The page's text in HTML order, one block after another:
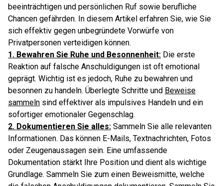
beeinträchtigen und persönlichen Ruf sowie berufliche
Chancen gefährden. In diesem Artikel erfahren Sie, wie Sie
sich effektiv gegen unbegründete Vorwürfe von
Privatpersonen verteidigen können.
1. Bewahren Sie Ruhe und Besonnenheit: Die erste
Reaktion auf falsche Anschuldigungen ist oft emotional
geprägt. Wichtig ist es jedoch, Ruhe zu bewahren und
besonnen zu handeln. Überlegte Schritte und Beweise
sammeln sind effektiver als impulsives Handeln und ein
sofortiger emotionaler Gegenschlag.
2. Dokumentieren Sie alles: Sammeln Sie alle relevanten
Informationen. Das können E-Mails, Textnachrichten, Fotos
oder Zeugenaussagen sein. Eine umfassende
Dokumentation stärkt Ihre Position und dient als wichtige
Grundlage. Sammeln Sie zum einen Beweismitte, welche